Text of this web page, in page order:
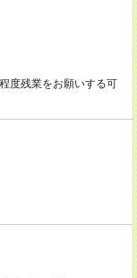
度残業をお願いする可